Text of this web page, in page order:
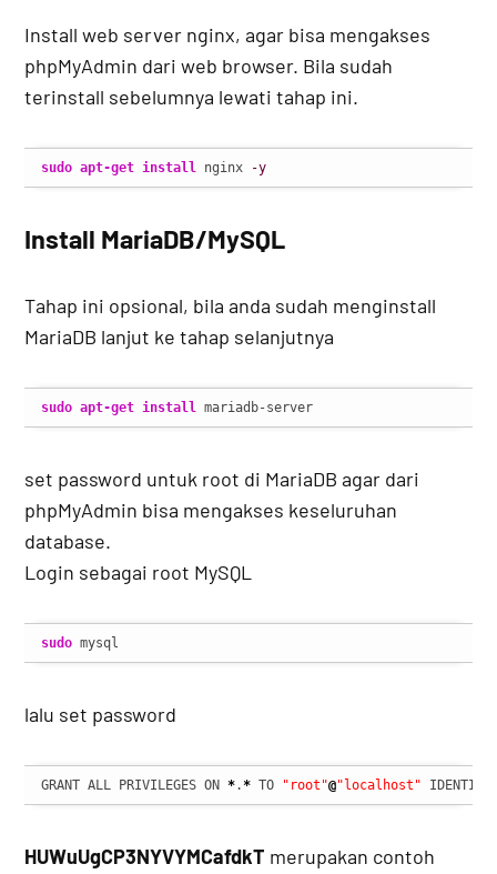
Install web server nginx, agar bisa mengakses
phpMyAdmin dari web browser. Bila sudah
terinstall sebelumnya lewati tahap ini.
sudo apt-get install nginx -y
Install MariaDB/MySQL
Tahap ini opsional, bila anda sudah menginstall
MariaDB lanjut ke tahap selanjutnya
sudo apt-get install mariadb-server
set password untuk root di MariaDB agar dari
phpMyAdmin bisa mengakses keseluruhan
database.
Login sebagai root MySQL
sudo mysql
lalu set password
GRANT ALL PRIVILEGES ON *.* TO "root"@"localhost"
HUWuUgCP3NYVYMCafdkT merupakan contoh